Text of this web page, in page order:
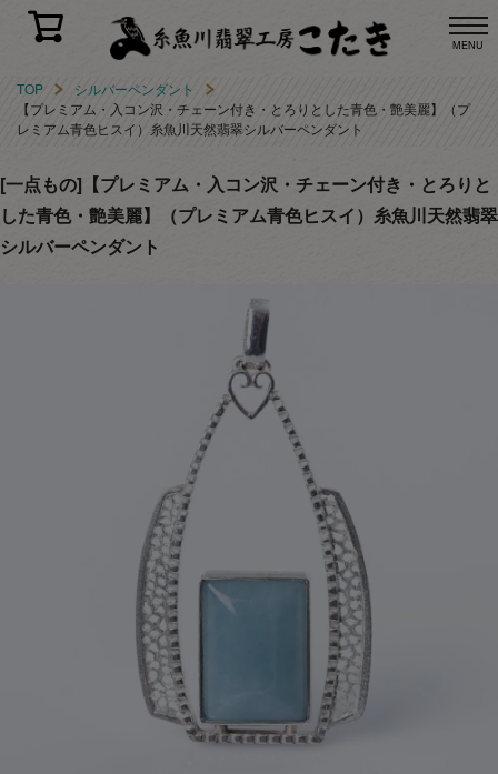
MENU
TOP
シルバーペンダント
【プレミアム・入コン沢・チェーン付き・とろりとした青色・艶美麗】（プ
レミアム青色ヒスイ）糸魚川天然翡翠シルバーペンダント
[一点もの]【プレミアム・入コン沢・チェーン付き・とろりと
した青色・艶美麗】（プレミアム青色ヒスイ）糸魚川天然翡翠
シルバーペンダント